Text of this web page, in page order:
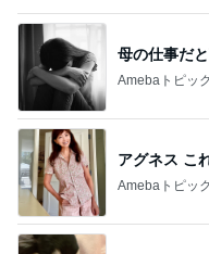
母の仕事だ
Amebaトピッ
アグネス こ
Amebaトピッ